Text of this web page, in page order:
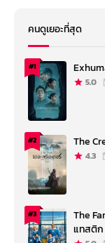
คนดูเยอะที่สุด
#1
5.0
#2 The
4.3
#3
The
แทสติก